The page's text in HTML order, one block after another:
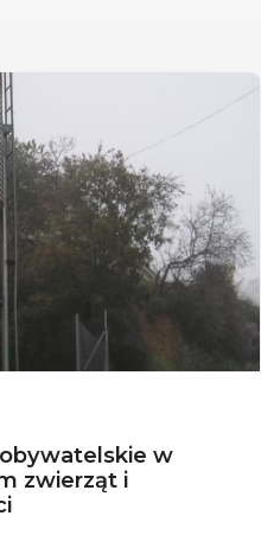
w
zwierząt i